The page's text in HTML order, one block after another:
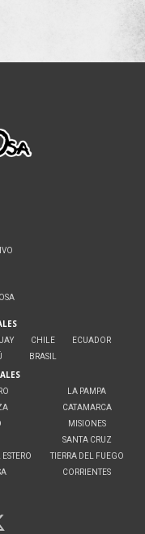
CHILE
BRASIL
ECUADOR
LA PAMPA
CATAMARCA
MISIONES
SANTA CRUZ
TIERRA DEL FUEGO
CORRIENTES